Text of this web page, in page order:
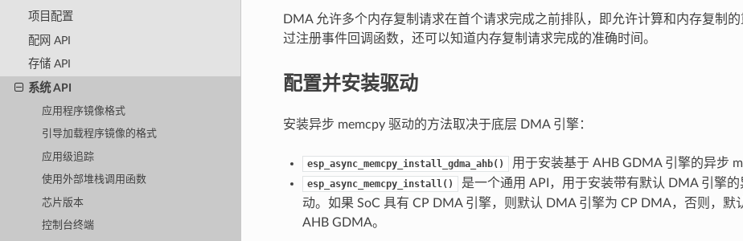
项目配置
配网 API
存储 API
系统 API
应用程序镜像格式
引导加载程序镜像的格式
应用级追踪
使用外部堆栈调用函数
芯片版本
控制台终端
DMA 允许多个内存复制请求在首个请求完成之前排队，即允许计算和内存复制
过注册事件回调函数，还可以知道内存复制请求完成的准确时间。
配置并安装驱动
安装异步 memcpy 驱动的方法取决于底层 DMA 引擎：
esp_async_memcpy_install_gdma_ahb() 用于安装基于 AHB GDMA 引擎的异步
esp_async_memcpy_install()
是一个通用 API，用于安装带有默认 DMA 引擎的
动。如果 SoC 具有 CP DMA 引擎，则默认 DMA 引擎为 CP DMA，否则，默
AHB GDMA。